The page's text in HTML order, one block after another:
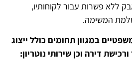
ללא פשרות עבור לקוחותיו,
המשימה.
במגוון תחומים כולל ייצוג
דירה וכן שירותי נוטריון: